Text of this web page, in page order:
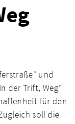
und
der Trift, Weg“
für den
soll die